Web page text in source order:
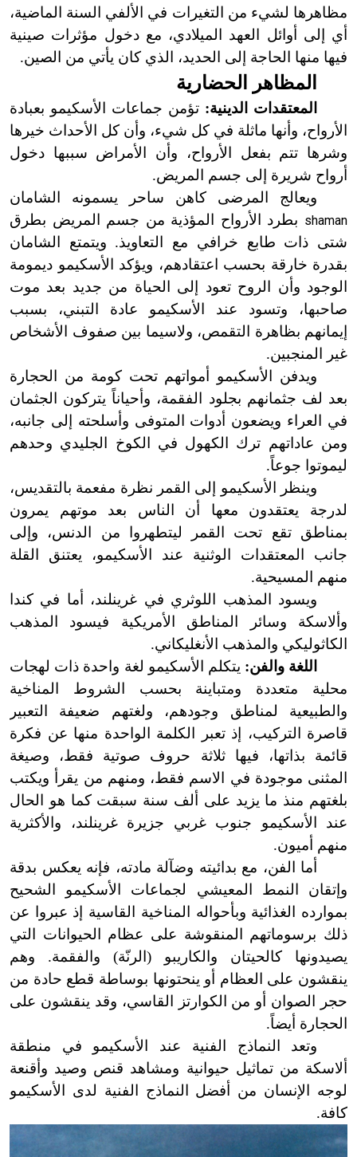
مظاهرها لشيء من التغيرات في الألفي السنة الماضية،
أي إلى أوائل العهد الميلادي، مع دخول مؤثرات صينية
فيها منها الحاجة إلى الحديد، الذي كان يأتي من الصين.
المظاهر الحضارية
المعتقدات الدينية: تؤمن جماعات الأسكيمو بعبادة
الأرواح، وأنها ماثلة في كل شيء، وأن كل الأحداث خيرها
وشرها تتم بفعل الأرواح، وأن الأمراض سببها دخول
أرواح شريرة إلى جسم المريض.
ويعالج المرضى كاهن ساحر يسمونه الشامان
shaman بطرد الأرواح المؤذية من جسم المريض بطرق
شتى ذات طابع خرافي مع التعاويذ. ويتمتع الشامان
بقدرة خارقة بحسب اعتقادهم، ويؤكد الأسكيمو ديمومة
الوجود وأن الروح تعود إلى الحياة من جديد بعد موت
صاحبها، وتسود عند الأسكيمو عادة التبني، بسبب
إيمانهم بظاهرة التقمص، ولاسيما بين صفوف الأشخاص
غير المنجبين.
ويدفن الأسكيمو أمواتهم تحت كومة من الحجارة
بعد لف جثمانهم بجلود الفقمة، وأحياناً يتركون الجثمان
في العراء ويضعون أدوات المتوفى وأسلحته إلى جانبه،
ومن عاداتهم ترك الكهول في الكوخ الجليدي وحدهم
ليموتوا جوعاً.
وينظر الأسكيمو إلى القمر نظرة مفعمة بالتقديس،
لدرجة يعتقدون معها أن الناس بعد موتهم يمرون
بمناطق تقع تحت القمر ليتطهروا من الدنس، وإلى
جانب المعتقدات الوثنية عند الأسكيمو، يعتنق القلة
منهم المسيحية.
ويسود المذهب اللوثري في غرينلند، أما في كندا
وألاسكة وسائر المناطق الأمريكية فيسود المذهب
الكاثوليكي والمذهب الأنغليكاني.
اللغة والفن: يتكلم الأسكيمو لغة واحدة ذات لهجات
محلية متعددة ومتباينة بحسب الشروط المناخية
والطبيعية لمناطق وجودهم، ولغتهم ضعيفة التعبير
قاصرة التركيب، إذ تعبر الكلمة الواحدة منها عن فكرة
قائمة بذاتها، فيها ثلاثة حروف صوتية فقط، وصيغة
المثنى موجودة في الاسم فقط، ومنهم من يقرأ ويكتب
بلغتهم منذ ما يزيد على ألف سنة سبقت كما هو الحال
عند الأسكيمو جنوب غربي جزيرة غرينلند، والأكثرية
منهم أميون.
أما الفن، مع بدائيته وضآلة مادته، فإنه يعكس بدقة
وإتقان النمط المعيشي لجماعات الأسكيمو الشحيح
بموارده الغذائية وبأحواله المناخية القاسية إذ عبروا عن
ذلك برسوماتهم المنقوشة على عظام الحيوانات التي
يصيدونها كالحيتان والكاريبو (الرنّة) والفقمة. وهم
ينقشون على العظام أو ينحتونها بوساطة قطع حادة من
حجر الصوان أو من الكوارتز القاسي، وقد ينقشون على
الحجارة أيضاً.
وتعد النماذج الفنية عند الأسكيمو في منطقة
ألاسكة من تماثيل حيوانية ومشاهد قنص وصيد وأقنعة
لوجه الإنسان من أفضل النماذج الفنية لدى الأسكيمو
كافة.